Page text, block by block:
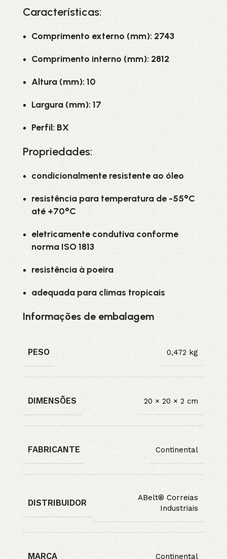
Características:
Comprimento externo (mm): 2743
Comprimento interno (mm): 2812
Altura (mm): 10
Largura (mm): 17
Perfil: BX
Propriedades:
condicionalmente resistente ao óleo
resistência para temperatura de -55°C
até +70°C
eletricamente condutiva conforme
norma ISO 1813
resistência à poeira
adequada para climas tropicais
Informações de embalagem
PESO 0,472 kg
DIMENSÕES 20 × 20 × 2 cm
FABRICANTE Continental
DISTRIBUIDOR
ABelt® Correias
Industriais
MARCA Continental